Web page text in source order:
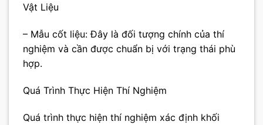
Vật Liệu
– Mẫu cốt liệu: Đây là đối tượng chính của thí
nghiệm và cần được chuẩn bị với trạng thái phù
hợp.
Quá Trình Thực Hiện Thí Nghiệm
Quá trình thực hiện thí nghiệm xác định khối